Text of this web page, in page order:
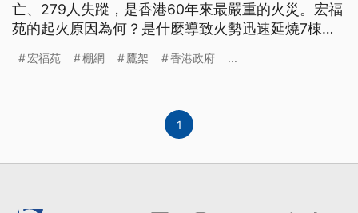
亡、279人失蹤，是香港60年來最嚴重的火災。宏福
苑的起火原因為何？是什麼導致火勢迅速延燒7棟大
可能助長火勢的原因？
宏福苑 棚網 鷹架 香港政府 ...
1